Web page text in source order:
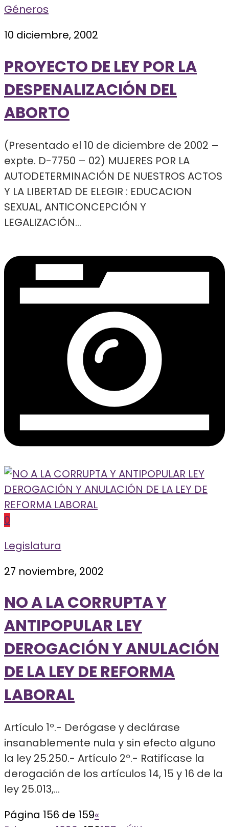
Géneros
10 diciembre, 2002
PROYECTO DE LEY POR LA
DESPENALIZACIÓN DEL
ABORTO
(Presentado el 10 de diciembre de 2002 –
expte. D-7750 – 02) MUJERES POR LA
AUTODETERMINACIÓN DE NUESTROS ACTOS
Y LA LIBERTAD DE ELEGIR : EDUCACION
SEXUAL, ANTICONCEPCIÓN Y
LEGALIZACIÓN...
0
Legislatura
27 noviembre, 2002
NO A LA CORRUPTA Y
ANTIPOPULAR LEY
DEROGACIÓN Y ANULACIÓN
DE LA LEY DE REFORMA
LABORAL
Artículo 1º.- Derógase y declárase
insanablemente nula y sin efecto alguno
la ley 25.250.- Artículo 2º.- Ratifícase la
derogación de los artículos 14, 15 y 16 de la
ley 25.013,...
Página 156 de 159«